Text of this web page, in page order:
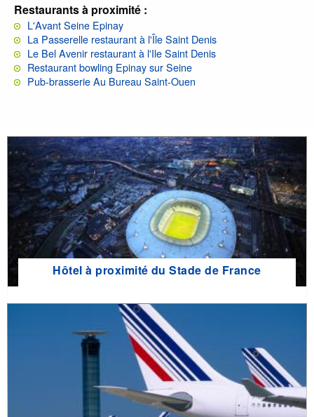
Restaurants à proximité :
L'Avant Seine Epinay
La Passerelle restaurant à l'Île Saint Denis
Le Bel Avenir restaurant à l'Ile Saint Denis
Restaurant bowling Epinay sur Seine
Pub-brasserie Au Bureau Saint-Ouen
Hôtel à proximité du Stade de France